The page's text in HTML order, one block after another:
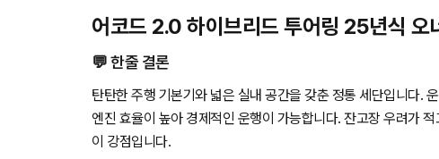
어코드 2.0 하이브리드 투어링 25년식 오
💬 한줄 결론
탄탄한 주행 기본기와 넓은 실내 공간을 갖춘 정통 세단입니다.
엔진 효율이 높아 경제적인 운행이 가능합니다. 잔고장 우려가
이 강점입니다.